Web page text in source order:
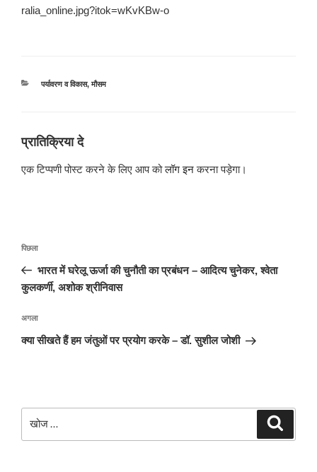
ralia_online.jpg?itok=wKvKBw-o
श्रेणियाँ
पर्यावरण व विकास, मौसम
प्रातिक्रिया दे
एक टिप्पणी पोस्ट करने के लिए आप कोलॉग इनकरना पड़ेगा।
पोस्ट
पिछला
पोस्ट:
पिछला
भारत में घरेलू ऊर्जा की चुनौती का प्रबंधन – आदित्य चुनेकर, श्वेता
कुलकर्णी, अशोक श्रीनिवास
अगली
पोस्ट
अगला
क्या सीखते हैं हम जंतुओं पर प्रयोग करके – डॉ. सुशील जोशी
खोजे